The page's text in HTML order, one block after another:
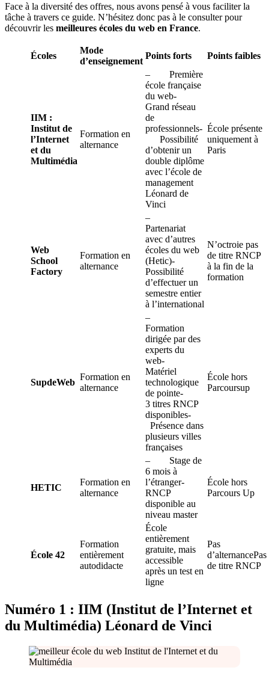
Face à la diversité des offres, nous avons pensé à vous faciliter la
tâche à travers ce guide. N’hésitez donc pas à le consulter pour
découvrir les meilleures écoles du web en France.
Écoles
Mode
d’enseignement
Points forts Points faibles
IIM :
Institut de
l’Internet
et du
Multimédia
Formation en
alternance
– Première
école française
du web-
Grand réseau
de
professionnels-
Possibilité
d’obtenir un
double diplôme
avec l’école de
management
Léonard de
Vinci
École présente
uniquement à
Paris
Web
School
Factory
Formation en
alternance
–
Partenariat
avec d’autres
écoles du web
(Hetic)-
Possibilité
d’effectuer un
semestre entier
à l’international
N’octroie pas
de titre RNCP
à la fin de la
formation
SupdeWeb
Formation en
alternance
–
Formation
dirigée par des
experts du
web-
Matériel
technologique
de pointe-
3 titres RNCP
disponibles-
Présence dans
plusieurs villes
françaises
École hors
Parcoursup
HETIC
Formation en
alternance
– Stage de
6 mois à
l’étranger-
RNCP
disponible au
niveau master
École hors
Parcours Up
École 42
Formation
entièrement
autodidacte
École
entièrement
gratuite, mais
accessible
après un test en
ligne
Pas
d’alternancePas
de titre RNCP
Numéro 1 : IIM (Institut de l’Internet et
du Multimédia) Léonard de Vinci